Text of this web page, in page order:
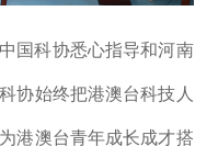
国科协悉心指导和河南
协始终把港澳台科技人
港澳台青年成长成才搭